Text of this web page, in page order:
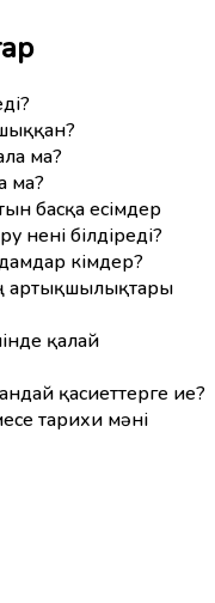
ма?
ма?
басқа есімдер
нені білдіреді?
кімдер?
артықшылықтары
қалай
қасиеттерге ие?
тарихи мәні